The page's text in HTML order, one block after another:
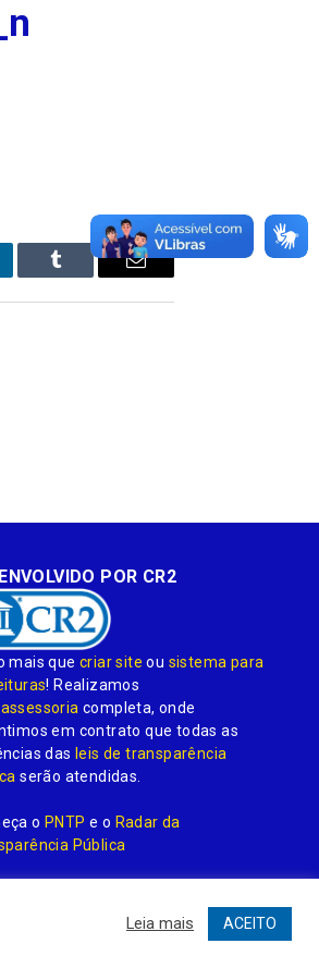
Tumblr
E-
POR CR2
mais quecriar site ou sistema para
! Realizamos
assessoria completa, onde
em contrato que todas as
dasleis de transparência
serão atendidas.
oPNTP e o Radar da
Pública
Leia mais ACEITO